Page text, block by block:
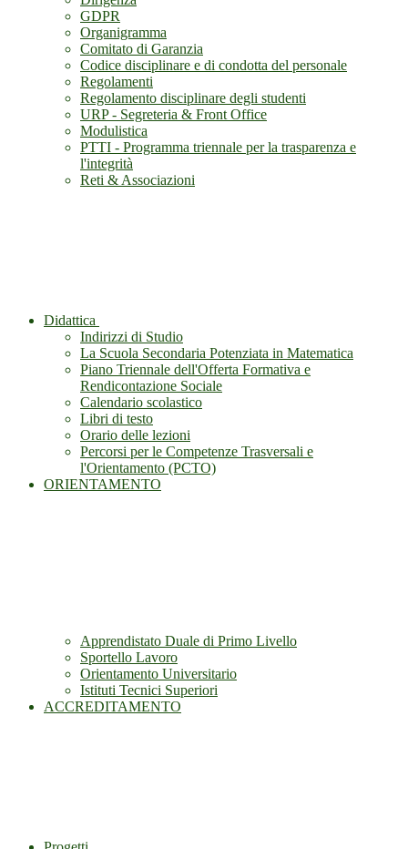
GDPR
Organigramma
Comitato di Garanzia
Codice disciplinare e di condotta del personale
Regolamenti
Regolamento disciplinare degli studenti
URP - Segreteria & Front Office
Modulistica
PTTI - Programma triennale per la trasparenza e
l'integrità
Reti & Associazioni
Didattica
Indirizzi di Studio
La Scuola Secondaria Potenziata in Matematica
Piano Triennale dell'Offerta Formativa e
Rendicontazione Sociale
Calendario scolastico
Libri di testo
Orario delle lezioni
Percorsi per le Competenze Trasversali e
l'Orientamento (PCTO)
ORIENTAMENTO
Apprendistato Duale di Primo Livello
Sportello Lavoro
Orientamento Universitario
Istituti Tecnici Superiori
ACCREDITAMENTO